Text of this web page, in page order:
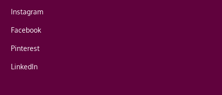
Instagram
Facebook
Pinterest
LinkedIn